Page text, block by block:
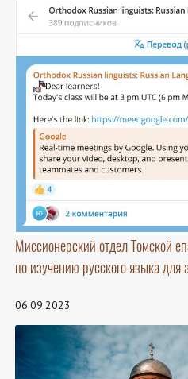
Миссионерский отдел Томской
по изучению русского языка для
06.09.2023